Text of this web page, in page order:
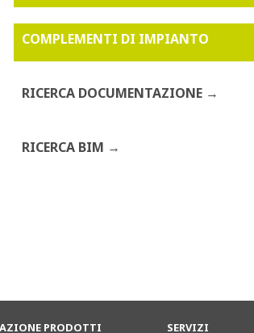
COMPLEMENTI DI IMPIANTO
RICERCA DOCUMENTAZIONE
RICERCA BIM
PRODOTTI
SERVIZI